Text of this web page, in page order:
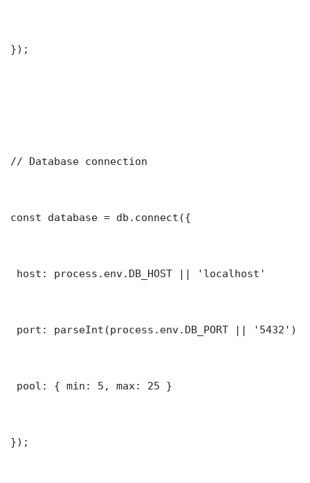
});
// Database connection
const database = db.connect({
host: process.env.DB_HOST || 'localhost'
port: parseInt(process.env.DB_PORT || '5432')
pool: { min: 5, max: 25 }
});